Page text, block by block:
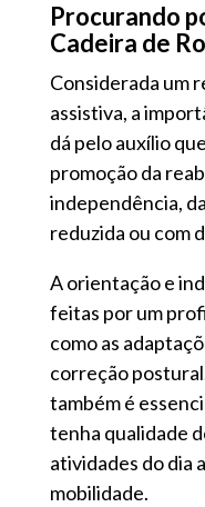
Procurando
Cadeira de
Considerada um
assistiva, a
dá pelo auxílio
promoção da
independência,
reduzida ou com
A orientação e
feitas por um
como as
correção
também é
tenha qualidade
atividades do dia
mobilidade.